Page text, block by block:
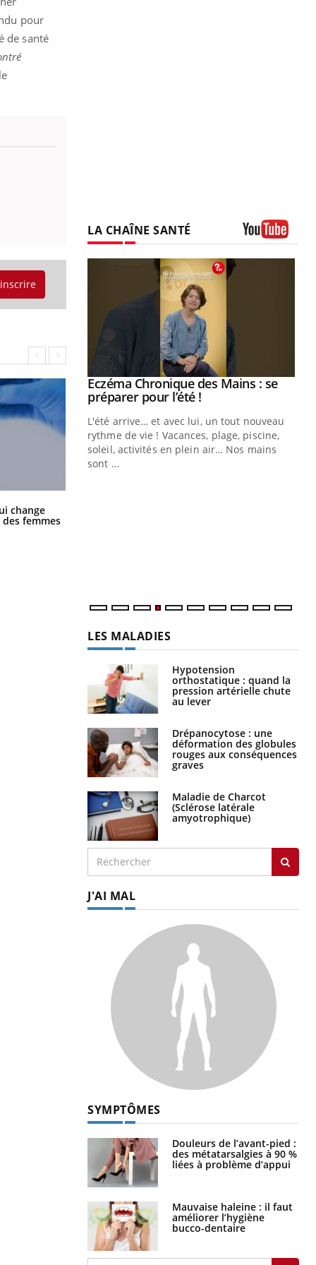
pour
de santé
change
femmes
LA CHAÎNE SANTÉ
: et si on
de type 2
chez les
Youtube
Eczéma Chronique des Mains : se
préparer pour l’été !Youtube
L'été arrive… et avec lui, un tout nouveau
rythme de vie ! Vacances, plage, piscine,
soleil, activités en plein air… Nos mains
sont ...
LES MALADIES
Hypotension
orthostatique : quand la
pression artérielle chute
au lever
Drépanocytose : une
déformation des globules
rouges aux conséquences
graves
Maladie de Charcot
(Sclérose latérale
amyotrophique)
J'AI MAL
SYMPTÔMES
Douleurs de l’avant-pied :
des métatarsalgies à 90 %
liées à problème d’appui
Mauvaise haleine : il faut
améliorer l’hygiène
bucco-dentaire